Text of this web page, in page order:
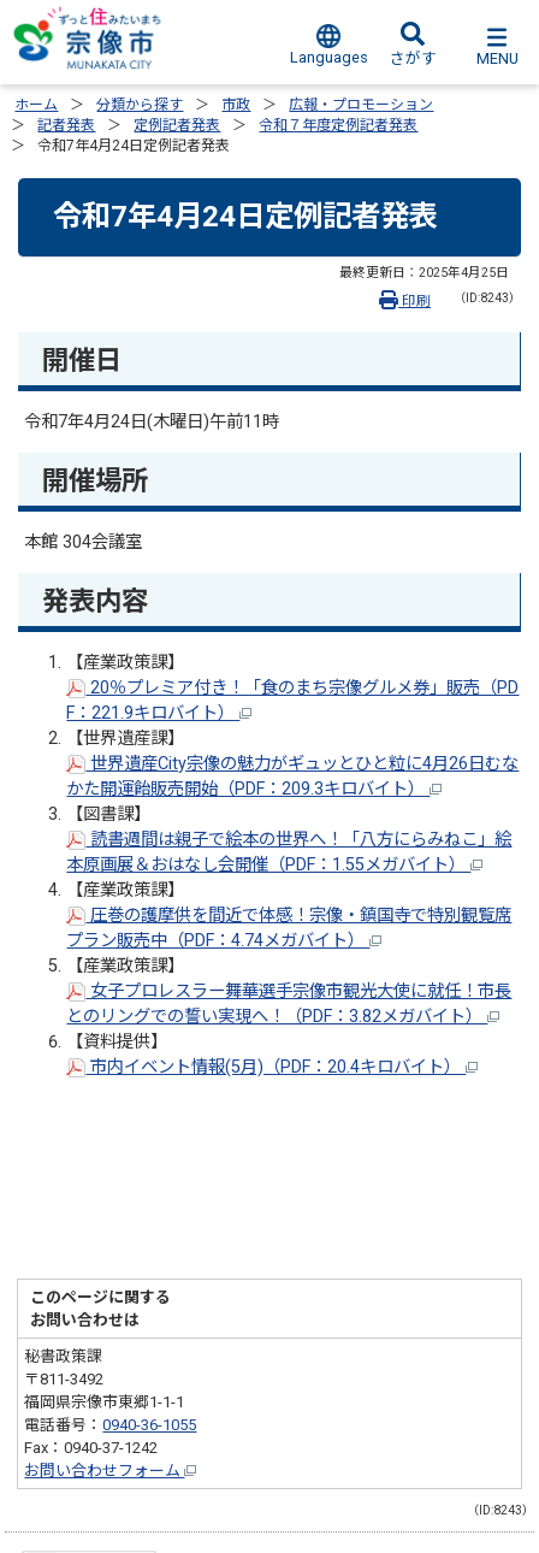
Languages さがす MENU
ホーム 分類から探す 市政
広報・プロモーション
記者発表
定例記者発表
令和７年度定例記者発表
令和7年4月24日定例記者発表
令和7年4月24日定例記者発表
最終更新日： 2025年4月25日
（ID:8243）
印刷
開催日
令和7年4月24日(木曜日)午前11時
開催場所
本館 304会議室
発表内容
【産業政策課】
20％プレミア付き！「食のまち宗像グルメ券」販売（PD
F：221.9キロバイト）
【世界遺産課】
世界遺産City宗像の魅力がギュッとひと粒に4月26日むな
かた開運飴販売開始（PDF：209.3キロバイト）
【図書課】
読書週間は親子で絵本の世界へ！「八方にらみねこ」絵
本原画展＆おはなし会開催（PDF：1.55メガバイト）
【産業政策課】
圧巻の護摩供を間近で体感！宗像・鎮国寺で特別観覧席
プラン販売中（PDF：4.74メガバイト）
【産業政策課】
女子プロレスラー舞華選手宗像市観光大使に就任！市長
とのリングでの誓い実現へ！（PDF：3.82メガバイト）
【資料提供】
市内イベント情報(5月)（PDF：20.4キロバイト）
このページに関する
お問い合わせは
秘書政策課
〒811-3492
福岡県宗像市東郷1-1-1
電話番号：0940-36-1055
Fax：0940-37-1242
お問い合わせフォーム
（ID:8243）